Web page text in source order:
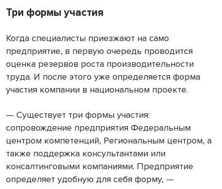
Три формы участия
Когда специалисты приезжают на само
предприятие, в первую очередь проводится
оценка резервов роста производительности
труда. И после этого уже определяется форма
участия компании в национальном проекте.
— Существует три формы участия:
сопровождение предприятия Федеральным
центром компетенций, Региональным центром, а
также поддержка консультантами или
консалтинговыми компаниями. Предприятие
определяет удобную для себя форму, —